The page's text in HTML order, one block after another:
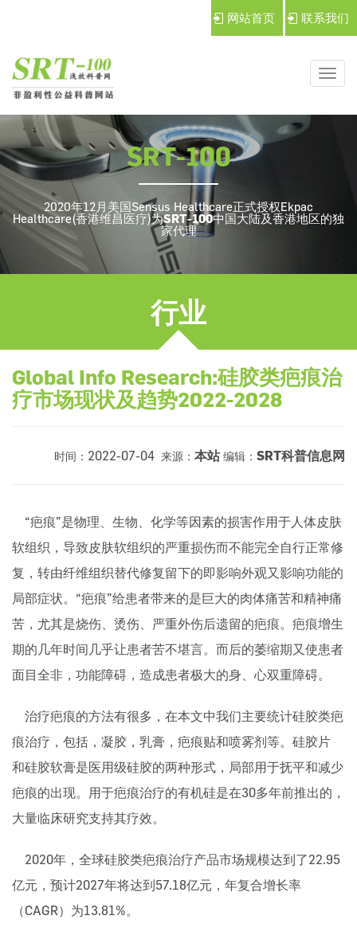
网站首页 联系我们
导
SRT-100
2020年12月美国Sensus Healthcare正式授权Ekpac
Healthcare(香港维昌医疗)为SRT-100中国大陆及香港地区的独
家代理
行业
Global Info Research:硅胶类疤痕治
疗市场现状及趋势2022-2028
时间： 2022-07-04 来源： 本站 编辑： SRT科普信息网
“疤痕”是物理、生物、化学等因素的损害作用于人体皮肤
软组织，导致皮肤软组织的严重损伤而不能完全自行正常修
复，转由纤维组织替代修复留下的即影响外观又影响功能的
局部症状。“疤痕”给患者带来的是巨大的肉体痛苦和精神痛
苦，尤其是烧伤、烫伤、严重外伤后遗留的疤痕。疤痕增生
期的几年时间几乎让患者苦不堪言。而后的萎缩期又使患者
面目全非，功能障碍，造成患者极大的身、心双重障碍。
治疗疤痕的方法有很多，在本文中我们主要统计硅胶类疤
痕治疗，包括，凝胶，乳膏，疤痕贴和喷雾剂等。硅胶片
和硅胶软膏是医用级硅胶的两种形式，局部用于抚平和减少
疤痕的出现。用于疤痕治疗的有机硅是在30多年前推出的，
大量临床研究支持其疗效。
2020年，全球硅胶类疤痕治疗产品市场规模达到了22.95
亿元，预计2027年将达到57.18亿元，年复合增长率
（CAGR）为13.81%。